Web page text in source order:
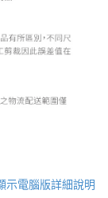
示電腦版詳細說明